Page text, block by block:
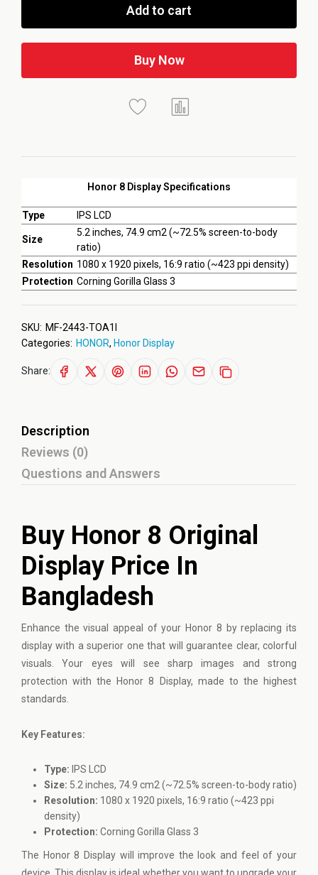
Honor 8 Display Specifications
Type IPS LCD
Size
5.2 inches, 74.9 cm2 (~72.5% screen-to-body
ratio)
Resolution 1080 x 1920 pixels, 16:9 ratio (~423 ppi density)
Protection Corning Gorilla Glass 3
Add to cart
Buy Now
SKU: MF-2443-TOA1I
Categories: HONOR, Honor Display
Share:
Description
Reviews (0)
Questions and Answers
Buy Honor 8 Original
Display Price In
Bangladesh
Enhance the visual appeal of your Honor 8 by replacing its
display with a superior one that will guarantee clear, colorful
visuals. Your eyes will see sharp images and strong
protection with the Honor 8 Display, made to the highest
standards.
Key Features:
Type: IPS LCD
Size: 5.2 inches, 74.9 cm2 (~72.5% screen-to-body ratio)
Resolution: 1080 x 1920 pixels, 16:9 ratio (~423 ppi
density)
Protection: Corning Gorilla Glass 3
The Honor 8 Display will improve the look and feel of your